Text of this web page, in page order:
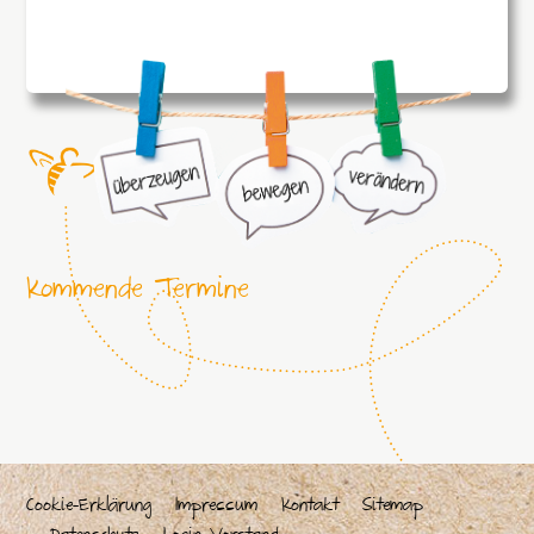
Kommende Termine
Cookie-Erklärung Impressum Kontakt
Sitemap